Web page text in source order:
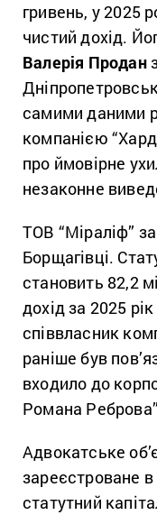
гривень, у 2025
чистий дохід.
Валерія Продан
самими даними
компанією
про ймовірне
незаконне
ТОВ “Міраліф”
Борщагівці.
становить 82,2
дохід за 2025
співвласник
раніше був
входило до
Романа
Адвокатське
зареєстроване
статутний